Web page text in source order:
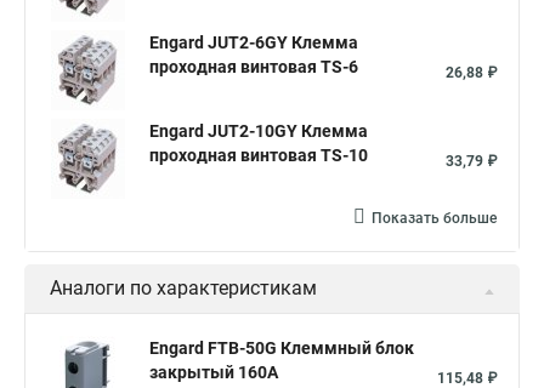
Engard JUT2-6GY Клемма
проходная винтовая TS-6
26,88 ₽
Engard JUT2-10GY Клемма
проходная винтовая TS-10
33,79 ₽
Показать больше
Аналоги по характеристикам
Engard FTB-50G Клеммный блок
закрытый 160А
115,48 ₽